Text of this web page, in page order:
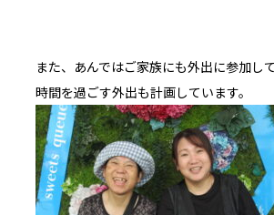
また、あんではご家族にも外出に参加し
時間を過ごす外出も計画しています。